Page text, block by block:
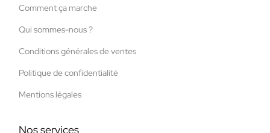
Comment ça marche
Qui sommes-nous ?
Conditions générales de ventes
Politique de confidentialité
Mentions légales
Nos services